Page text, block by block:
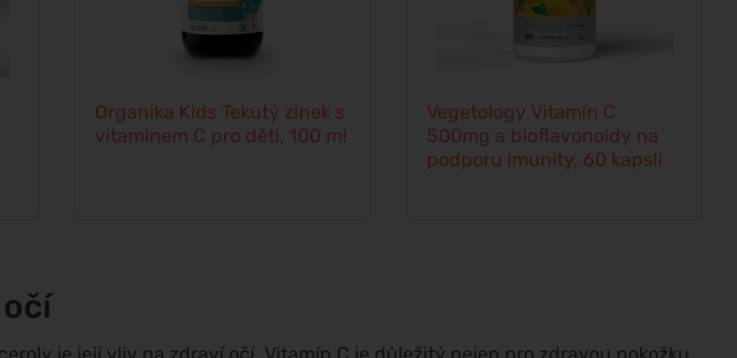
Organika Kids Tekutý zinek s
vitaminem C pro děti, 100 ml
Vegetology Vitamín C
500mg a bioflavonoidy na
podporu imunity, 60 kapslí
je její vliv na zdraví očí. Vitamín C je důležitý nejen pro zdravou pokožku